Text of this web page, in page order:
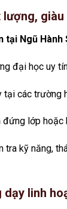
Ngũ Hành
đại học uy
các trường
lớp hoặc
kỹ năng,
dạy linh